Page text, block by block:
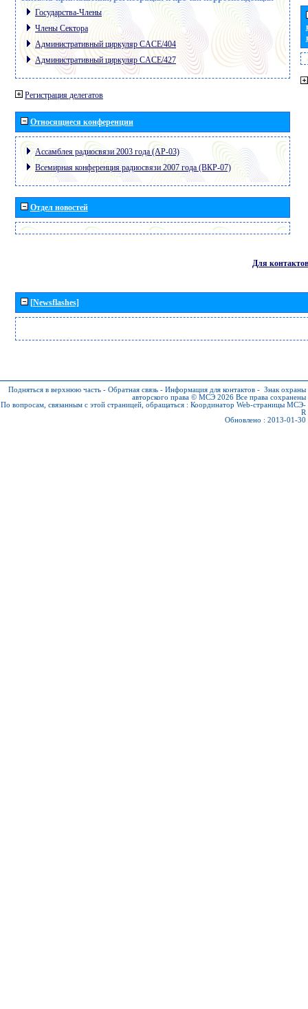
Государства-Члены
Члены Сектора
Административный циркуляр CACE/404
Административный циркуляр CACE/427
Регистрация делегатов
Относящиеся конференции
Ассамблея радиосвязи 2003 года (АР-03)
Всемирная конференция радиосвязи 2007 года (ВКР-07)
Отдел новостей
Для контактов
[Newsflashes]
Подняться в верхнюю часть - Обратная связь - Информация для контактов - Знак охраны
авторского права © МСЭ 2026 Все права сохранены
По вопросам, связанным с этой страницей, обращаться : Координатор Web-страницы МСЭ-
R
Обновлено : 2013-01-30